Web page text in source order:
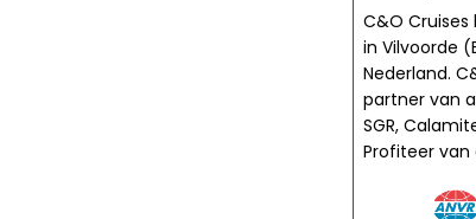
C&O
in Vilvoorde
Nederland.
partner van
SGR,
Profiteer van